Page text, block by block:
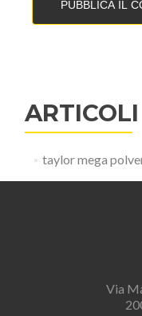
taylor mega
Via